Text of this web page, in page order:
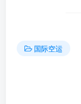
国际空运